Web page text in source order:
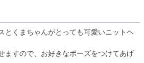
とくまちゃんがとっても可愛いニットヘ
ますので、お好きなポーズをつけてあげ